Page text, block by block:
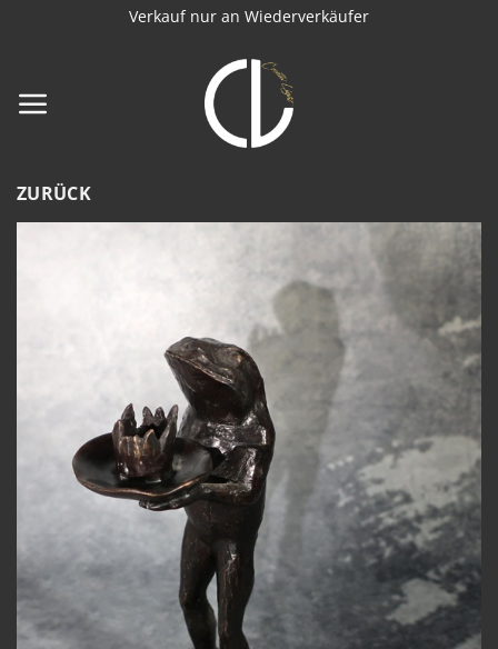
Verkauf nur an Wiederverkäufer
ZURÜCK